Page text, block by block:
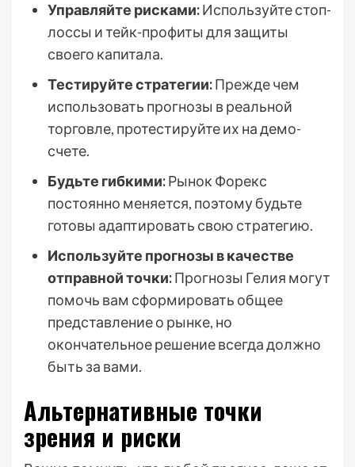
Управляйте рисками:Используйте стоп-
лоссы и тейк-профиты для защиты
своего капитала.
Тестируйте стратегии:Прежде чем
использовать прогнозы в реальной
торговле, протестируйте их на демо-
счете.
Будьте гибкими:Рынок Форекс
постоянно меняется, поэтому будьте
готовы адаптировать свою стратегию.
Используйте прогнозы в качестве
отправной точки:Прогнозы Гелия могут
помочь вам сформировать общее
представление о рынке, но
окончательное решение всегда должно
быть за вами.
Альтернативные точки
зрения и риски